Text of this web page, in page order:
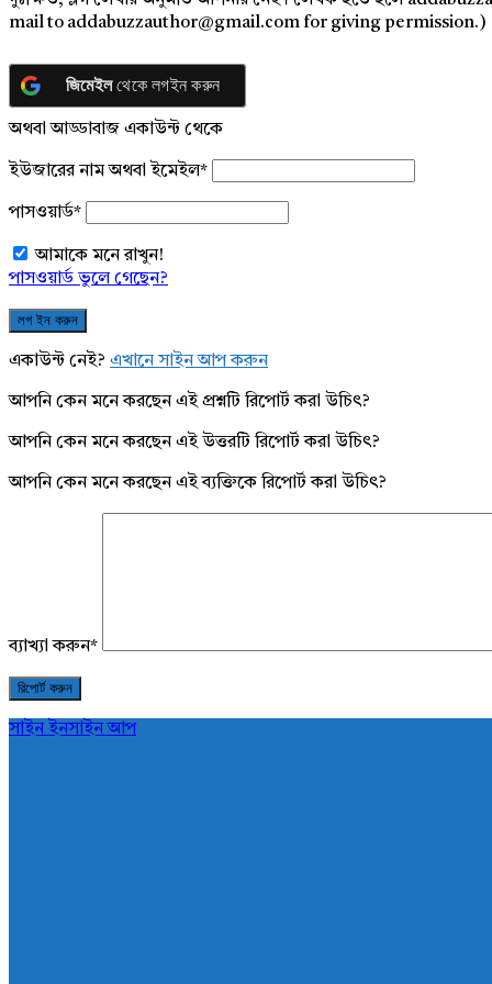
mail to addabuzzauthor@gmail.com for giving permission.)
জিমেইলথেকে লগইন করুন
অথবা আড্ডাবাজ একাউন্ট থেকে
ইউজারের নাম অথবা ইমেইল*
পাসওয়ার্ড*
আমাকে মনে রাখুন!
পাসওয়ার্ড ভুলে গেছেন?
একাউন্ট নেই? এখানে সাইন আপ করুন
আপনি কেন মনে করছেন এই প্রশ্নটি রিপোর্ট করা উচিৎ?
আপনি কেন মনে করছেন এই উত্তরটি রিপোর্ট করা উচিৎ?
আপনি কেন মনে করছেন এই ব্যক্তিকে রিপোর্ট করা উচিৎ?
ব্যাখ্যা করুন*
সাইন ইনসাইন আপ